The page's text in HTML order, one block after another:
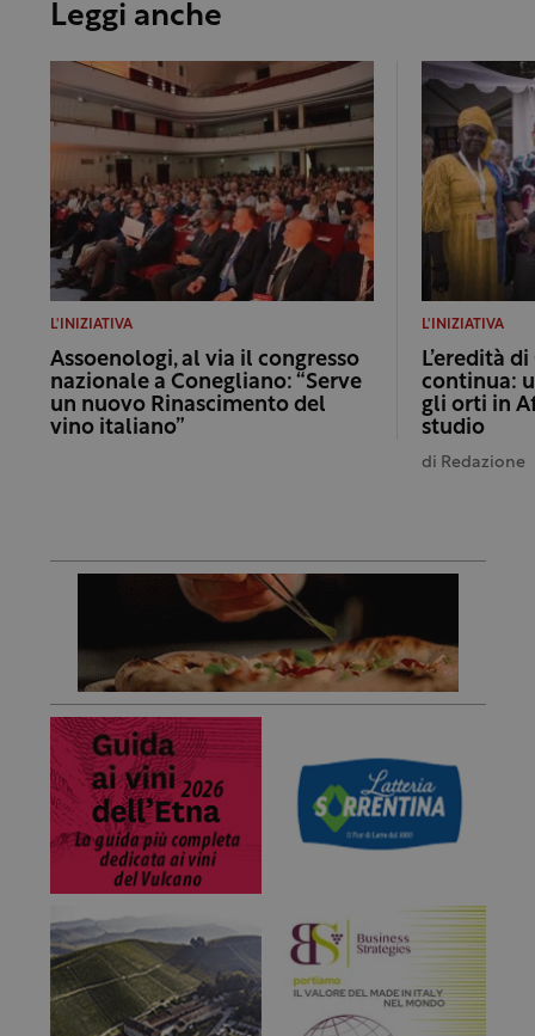
Leggi anche
L'INIZIATIVA
Assoenologi, al via il congresso
nazionale a Conegliano: “Serve
un nuovo Rinascimento del
vino italiano”
L'INIZIATIVA
L’eredità
continua:
gli orti in
studio
di Redazione